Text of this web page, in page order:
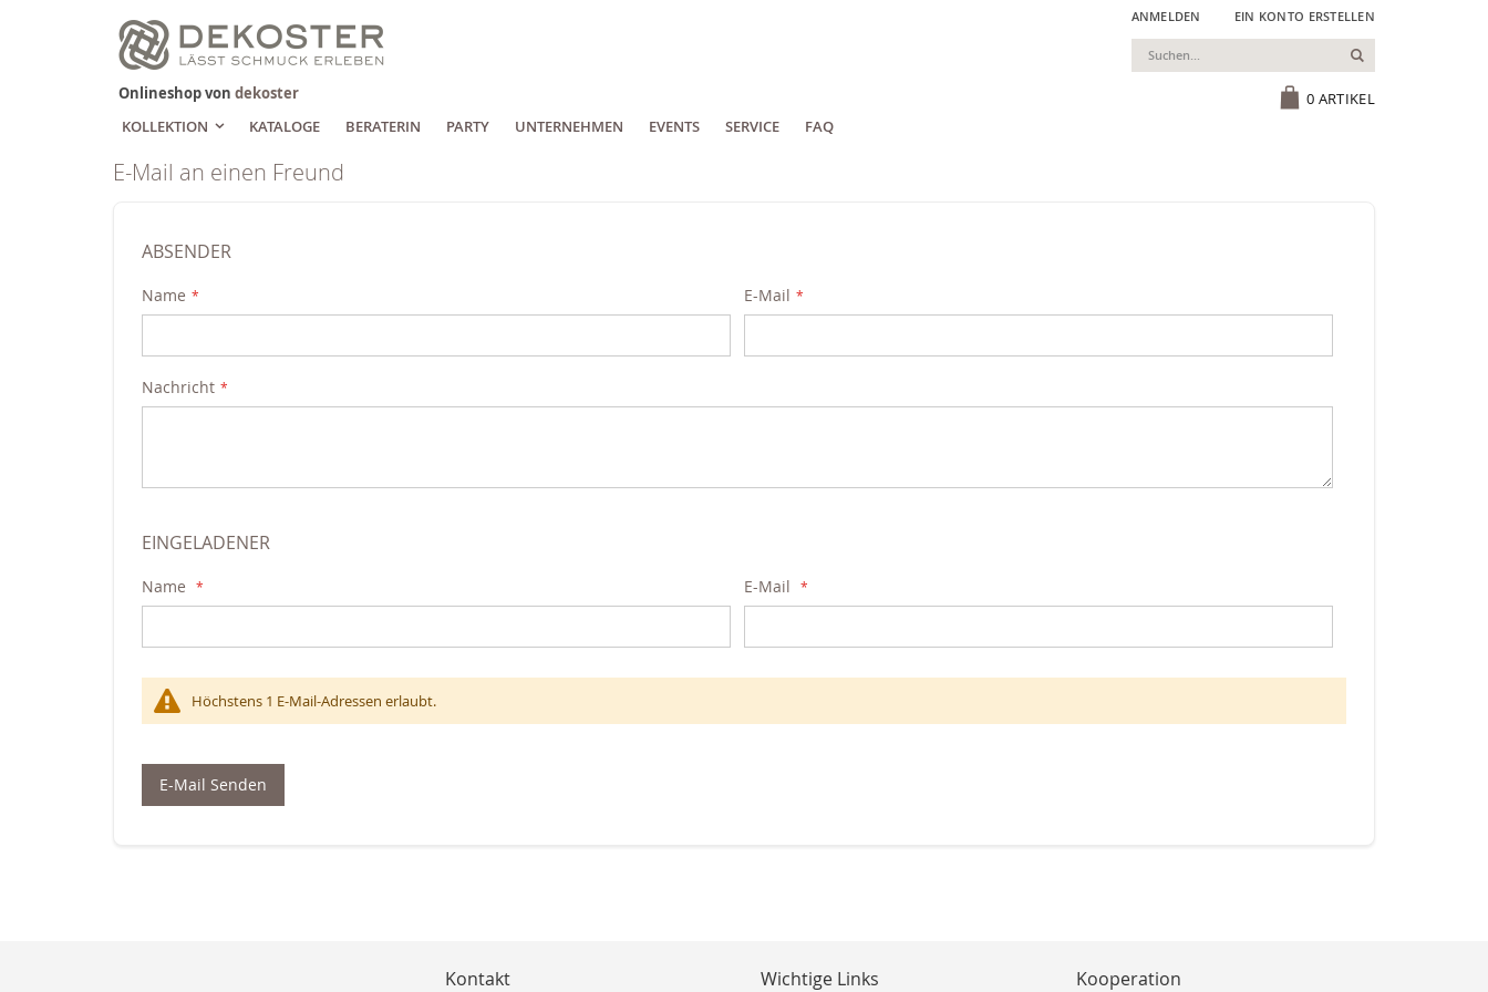
Zum
Inhalt
springen
ANMELDEN EIN KONTO ERSTELLEN
0 ARTIKEL
Suchen
Onlineshop von dekoster
KOLLEKTION
KATALOGE BERATERIN PARTY UNTERNEHMEN EVENTS SERVICE FAQ
E-Mail an einen Freund
ABSENDER
Name E-Mail
Nachricht
EINGELADENER
Name E-Mail
Höchstens 1 E-Mail-Adressen erlaubt.
E-Mail Senden
Kontakt Wichtige Links Kooperation